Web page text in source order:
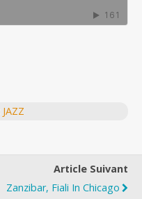
JAZZ
Article Suivant
Zanzibar, Fiali In Chicago